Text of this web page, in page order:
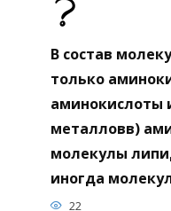
В состав
только
аминокислоты
металловв)
молекулы
иногда
22